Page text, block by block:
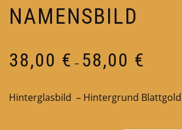
NAMENSBILD
38,00 € – 58,00 €
58,00 €
Hinterglasbild – Hintergrund Blattgold